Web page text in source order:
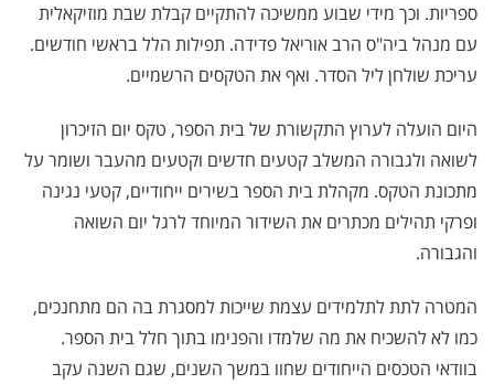
ספריות. וכך מידי שבוע ממשיכה להתקיים קבלת שבת מוזיקאלית
עם מנהל ביה"ס הרב אוריאל פדידה. תפילות הלל בראשי חודשים.
עריכת שולחן ליל הסדר. ואף את הטקסים הרשמיים.
היום הועלה לערוץ התקשורת של בית הספר, טקס יום הזיכרון
לשואה ולגבורה המשלב קטעים חדשים וקטעים מהעבר ושומר על
מתכונת הטקס. מקהלת בית הספר בשירים ייחודיים, קטעי נגינה
ופרקי תהילים מכתרים את השידור המיוחד לרגל יום השואה
והגבורה.
המטרה לתת לתלמידים עצמת שייכות למסגרת בה הם מתחנכים,
כמו לא להשכיח את מה שלמדו והפנימו בתוך חלל בית הספר.
בוודאי הטכסים הייחודים שחוו במשך השנים, שגם השנה עקב